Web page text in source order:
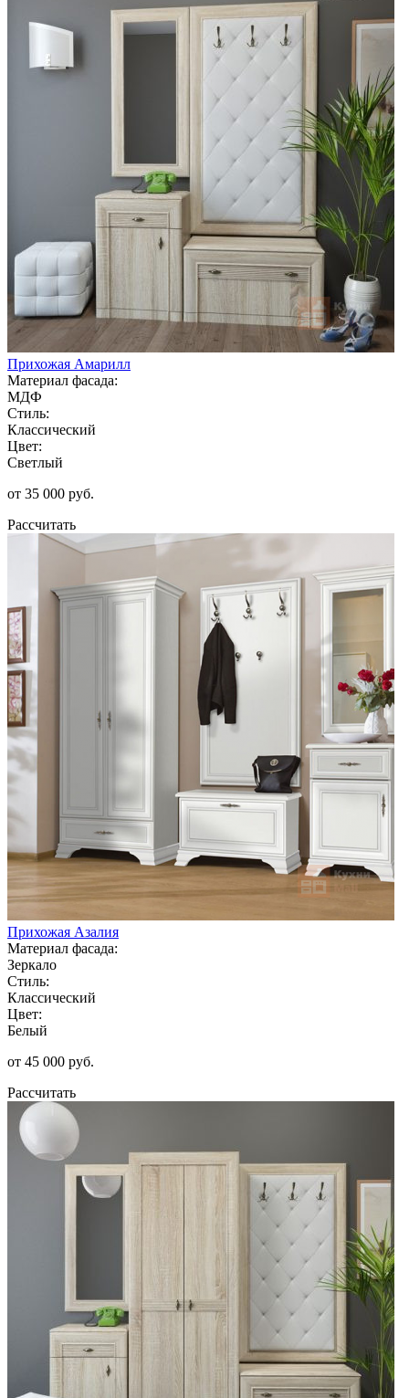
Прихожая Амарилл
Материал фасада:
МДФ
Стиль:
Классический
Цвет:
Светлый
от 35 000 руб.
Рассчитать
Прихожая Азалия
Материал фасада:
Зеркало
Стиль:
Классический
Цвет:
Белый
от 45 000 руб.
Рассчитать